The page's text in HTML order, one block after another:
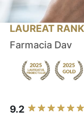
LAUREAT
Farmacia Dav
9.2